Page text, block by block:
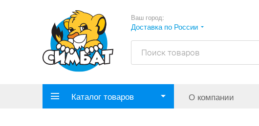
Ваш город:
Доставка по России
Каталог товаров О компании